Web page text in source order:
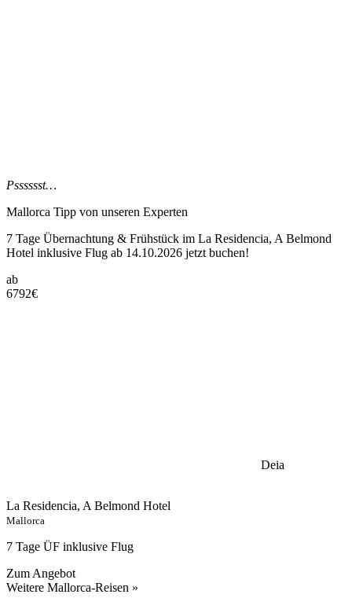
Psssssst…
Mallorca Tipp von unseren Experten
7 Tage Übernachtung & Frühstück im La Residencia, A Belmond
Hotel inklusive Flug ab 14.10.2026 jetzt buchen!
ab
6792€
Deia
La Residencia, A Belmond Hotel
Mallorca
7 Tage ÜF inklusive Flug
Zum Angebot
Weitere Mallorca-Reisen »